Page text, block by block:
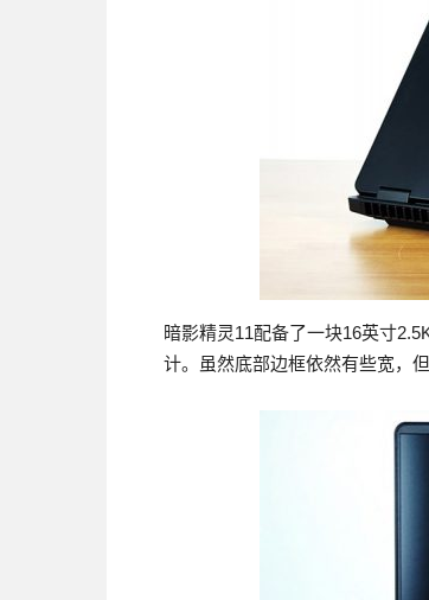
暗影精灵11配备了一块16英寸
计。虽然底部边框依然有些宽，